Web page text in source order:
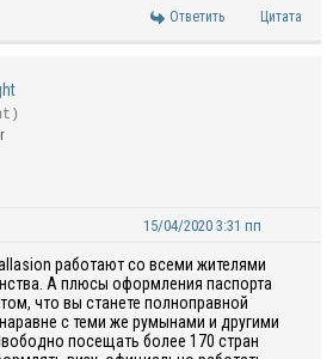
Ответить Цитата
15/04/2020 3:31 пп
работают со всеми жителями
А плюсы оформления паспорта
что вы станете полноправной
с теми же румынами и другими
посещать более 170 стран